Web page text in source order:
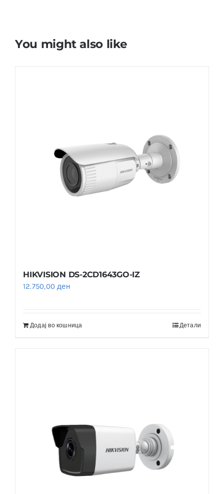
You might also like
HIKVISION DS-2CD1643GO-IZ
12.750,00ден
Додај во кошница Детали